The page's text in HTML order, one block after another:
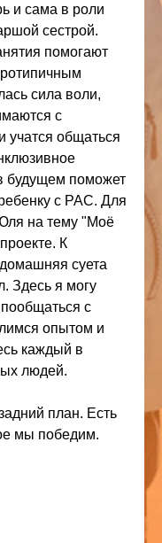
и сама в роли
сестрой.
помогают
сила воли,
с
учатся общаться
будущем поможет
с РАС. Для
на тему "Моë
К
суета
Здесь я могу
с
опытом и
каждый в
людей.
план. Есть
мы победим.